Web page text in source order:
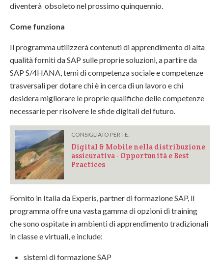
diventerà obsoleto nel prossimo quinquennio.
Come funziona
Il programma utilizzerà contenuti di apprendimento di alta
qualità forniti da SAP sulle proprie soluzioni, a partire da
SAP S/4HANA, temi di competenza sociale e competenze
trasversali per dotare chi è in cerca di un lavoro e chi
desidera migliorare le proprie qualifiche delle competenze
necessarie per risolvere le sfide digitali del futuro.
CONSIGLIATO PER TE:
Digital & Mobile nella distribuzione
assicurativa - Opportunità e Best
Practices
Fornito in Italia da Experis, partner di formazione SAP, il
programma offre una vasta gamma di opzioni di training
che sono ospitate in ambienti di apprendimento tradizionali
in classe e virtuali, e include:
sistemi di formazione SAP